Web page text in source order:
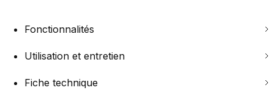
Fonctionnalités
Utilisation et entretien
Fiche technique